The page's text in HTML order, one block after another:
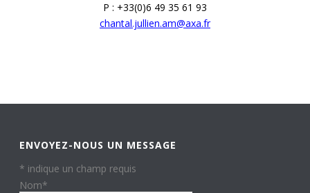
P : +33(0)6 49 35 61 93
chantal.jullien.am@axa.fr
ENVOYEZ-NOUS UN MESSAGE
* indique un champ requis
Nom*